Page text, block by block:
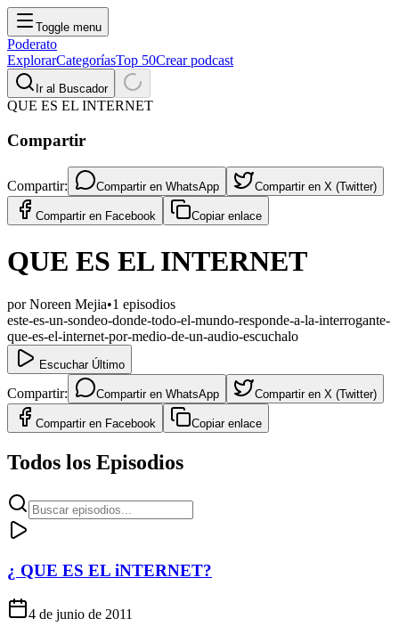
Toggle menu
Poderato
ExplorarCategoríasTop 50Crear podcast
Ir al Buscador
QUE ES EL INTERNET
Compartir
Compartir: Compartir en WhatsApp Compartir en X (Twitter)
Compartir en Facebook Copiar enlace
QUE ES EL INTERNET
porNoreen Mejia•1 episodios
este-es-un-sondeo-donde-todo-el-mundo-responde-a-la-interrogante-
que-es-el-internet-por-medio-de-un-audio-escuchalo
Escuchar Último
Compartir: Compartir en WhatsApp Compartir en X (Twitter)
Compartir en Facebook Copiar enlace
Todos los Episodios
¿ QUE ES EL iNTERNET?
4 de junio de 2011